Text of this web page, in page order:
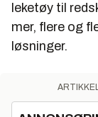
leketøy til
mer, flere og
løsninger.